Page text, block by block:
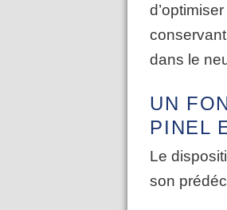
dans le
UN
PINEL
Le
son